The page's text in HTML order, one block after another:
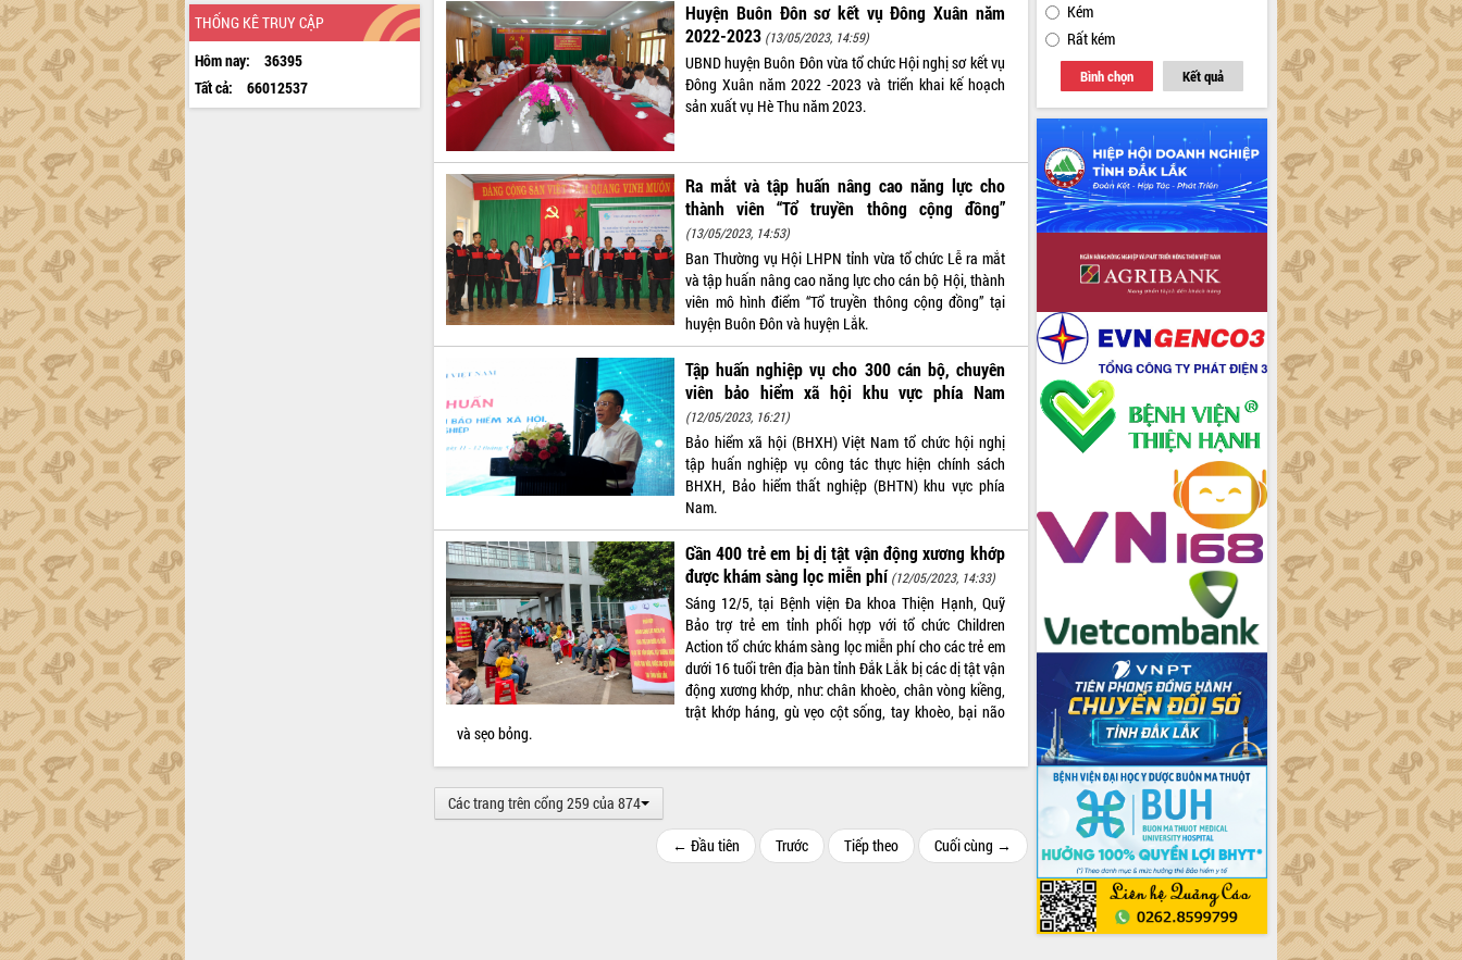
THỐNG KÊ TRUY CẬP
Hôm nay:
36395
Tất cả:
66012537
Huyện Buôn Đôn sơ kết vụ Đông Xuân năm
2022-2023 (13/05/2023, 14:59)
UBND huyện Buôn Đôn vừa tổ chức Hội nghị sơ kết vụ
Đông Xuân năm 2022 -2023 và triển khai kế hoạch
sản xuất vụ Hè Thu năm 2023.
Ra mắt và tập huấn nâng cao năng lực cho
thành viên “Tổ truyền thông cộng đồng”
(13/05/2023, 14:53)
Ban Thường vụ Hội LHPN tỉnh vừa tổ chức Lễ ra mắt
và tập huấn nâng cao năng lực cho cán bộ Hội, thành
viên mô hình điểm “Tổ truyền thông cộng đồng” tại
huyện Buôn Đôn và huyện Lắk.
Tập huấn nghiệp vụ cho 300 cán bộ, chuyên
viên bảo hiểm xã hội khu vực phía Nam
(12/05/2023, 16:21)
Bảo hiểm xã hội (BHXH) Việt Nam tổ chức hội nghị
tập huấn nghiệp vụ công tác thực hiện chính sách
BHXH, Bảo hiểm thất nghiệp (BHTN) khu vực phía
Nam.
Gần 400 trẻ em bị dị tật vận động xương khớp
được khám sàng lọc miễn phí (12/05/2023, 14:33)
Sáng 12/5, tại Bệnh viện Đa khoa Thiện Hạnh, Quỹ
Bảo trợ trẻ em tỉnh phối hợp với tổ chức Children
Action tổ chức khám sàng lọc miễn phí cho các trẻ em
dưới 16 tuổi trên địa bàn tỉnh Đắk Lắk bị các dị tật vận
động xương khớp, như: chân khoèo, chân vòng kiềng,
trật khớp háng, gù vẹo cột sống, tay khoèo, bại não
và sẹo bỏng.
Các trang trên cổng 259 của 874
← Đầu tiên Trước Tiếp theo Cuối cùng →
Kém
Rất kém
Bình chọn Kết quả